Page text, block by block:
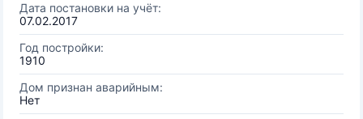
Дата постановки на учёт:
07.02.2017
Год постройки:
1910
Дом признан аварийным:
Нет